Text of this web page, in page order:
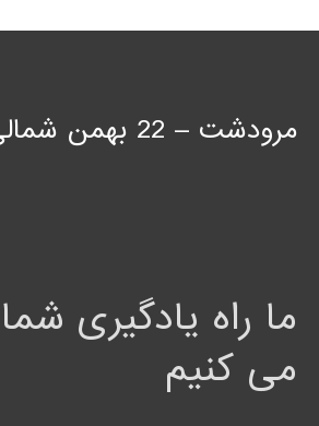
مرودشت – 22 بهمن شمالی
ما راه یادگیری
می کنیم